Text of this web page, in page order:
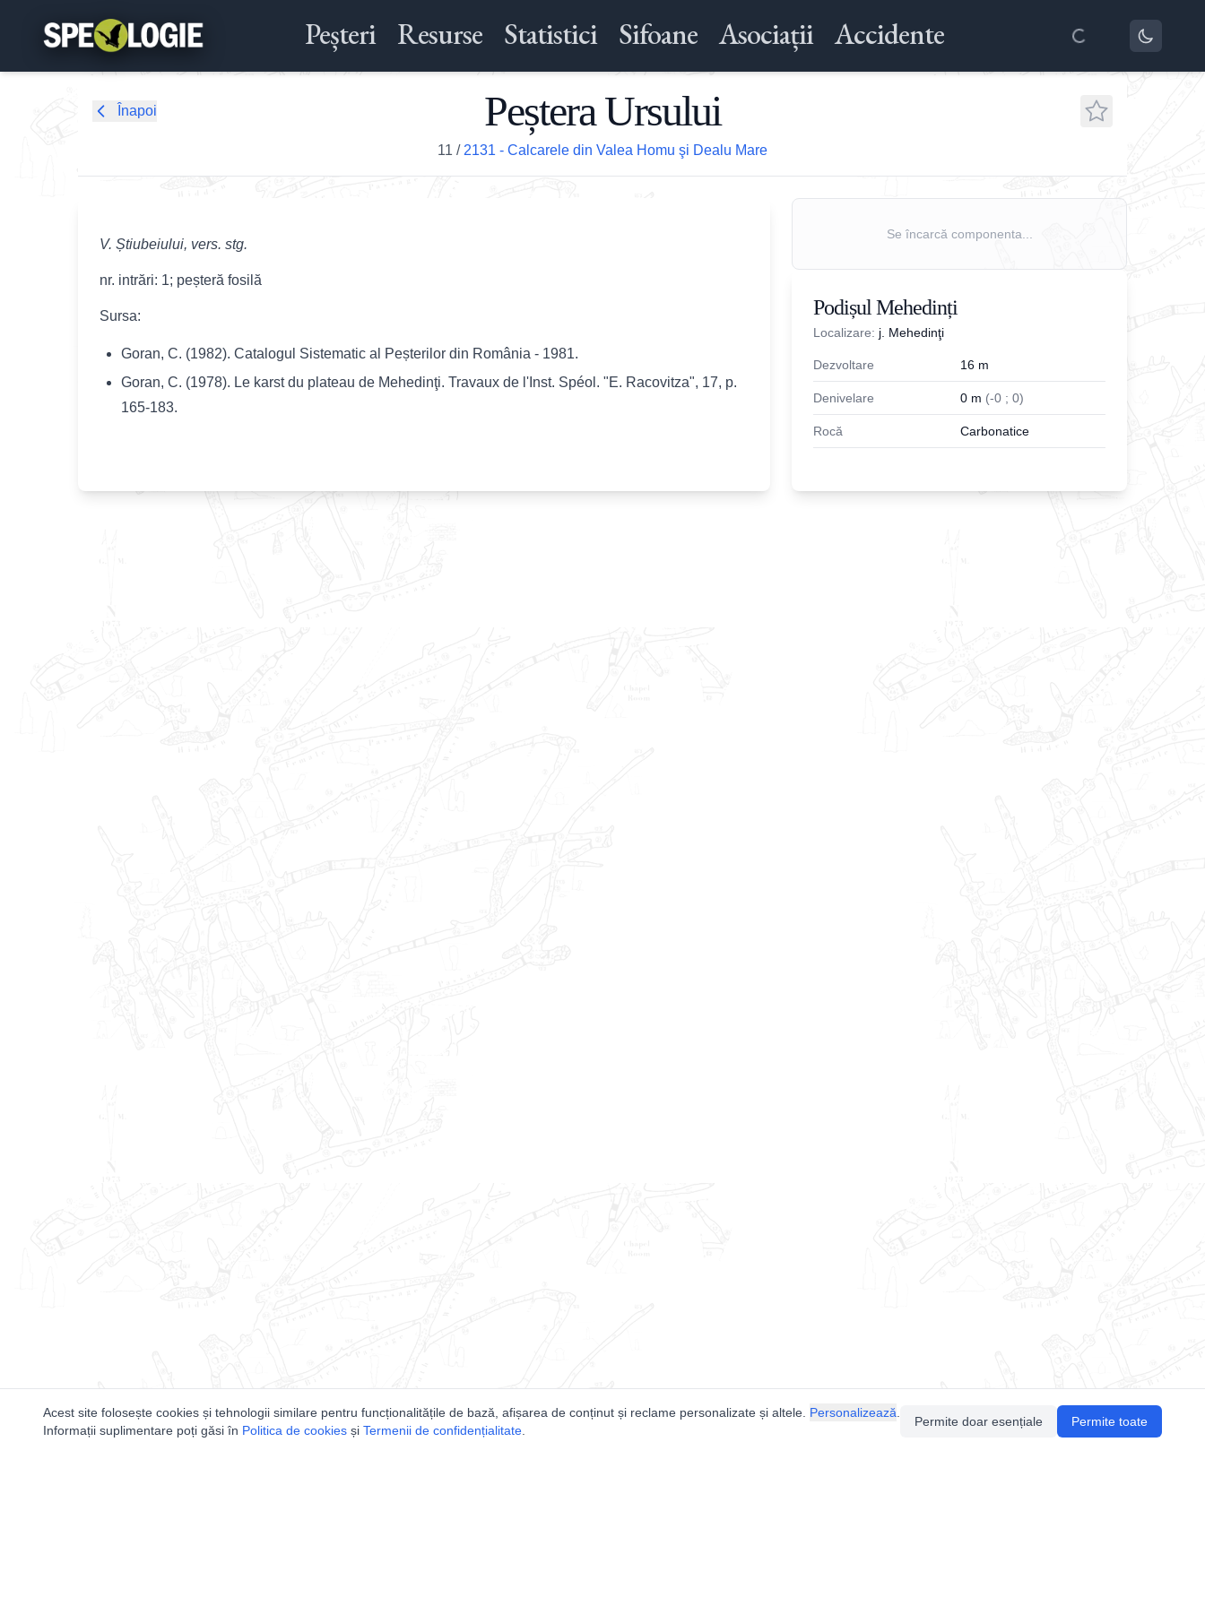
Peșteri Resurse Statistici Sifoane Asociații Accidente
Înapoi Peștera Ursului
11 / 2131 - Calcarele din Valea Homu şi Dealu Mare
V. Știubeiului, vers. stg.
nr. intrări: 1; peșteră fosilă
Sursa:
Goran, C. (1982). Catalogul Sistematic al Peșterilor din România - 1981.
Goran, C. (1978). Le karst du plateau de Mehedinţi. Travaux de l'Inst. Spéol. "E. Racovitza", 17, p.
165-183.
Se încarcă componenta...
Podișul Mehedinți
Localizare: j. Mehedinţi
Dezvoltare 16 m
Denivelare 0 m (-0 ; 0)
Rocă Carbonatice
Acest site folosește cookies și tehnologii similare pentru funcționalitățile de bază, afișarea de conținut și reclame personalizate și altele. Personalizează
Informații suplimentare poți găsi în Politica de cookies și Termenii de confidențialitate
Permite doar esențiale Permite toate